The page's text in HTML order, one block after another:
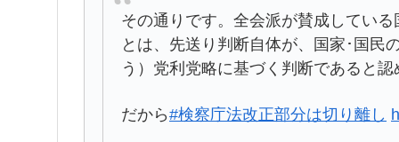
その通りです。全会派が賛成してい
とは、先送り判断自体が、国家･国民
う）党利党略に基づく判断であると
だから#検察庁法改正部分は切り離し